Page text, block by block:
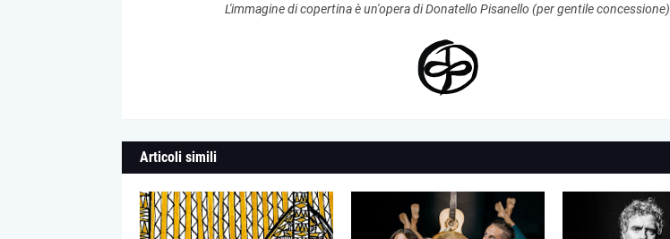
L'immagine di copertina è un'opera di Donatello Pisanello (per gentile concessione)
Articoli simili